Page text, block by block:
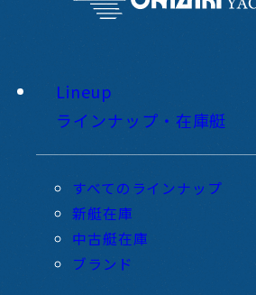
Lineup
ラインナップ・在庫艇
すべてのラインナップ
新艇在庫
中古艇在庫
ブランド